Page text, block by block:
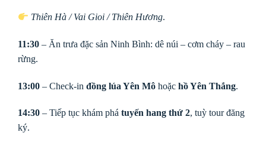
Thiên Hà / Vai Gioi / Thiên Hương.
11:30 – Ăn trưa đặc sản Ninh Bình: dê núi – cơm cháy – rau
rừng.
13:00 – Check-in đồng lúa Yên Mô hoặc hồ Yên Thắng.
14:30 – Tiếp tục khám phá tuyến hang thứ 2, tuỳ tour đăng
ký.